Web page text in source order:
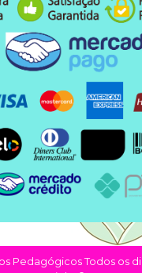
Pedagógicos Todos os